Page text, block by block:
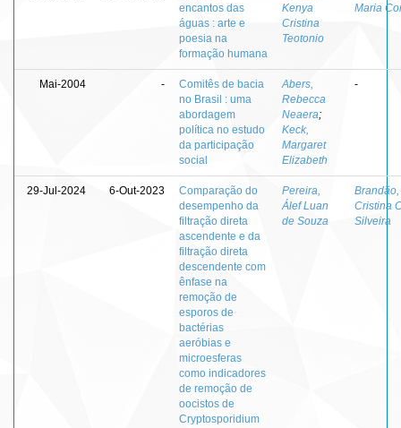
encantos das
águas : arte e
poesia na
formação humana
Kenya
Cristina
Teotonio
Maria
Mai-2004 -
Comitês de bacia
no Brasil : uma
abordagem
política no estudo
da participação
social
Abers,
Rebecca
Neaera;
Keck,
Margaret
Elizabeth
-
29-Jul-2024 6-Out-2023
Comparação do
desempenho da
filtração direta
ascendente e da
filtração direta
descendente com
ênfase na
remoção de
esporos de
bactérias
aeróbias e
microesferas
como indicadores
de remoção de
oocistos de
Cryptosporidium
Pereira,
Álef Luan
de Souza
Brandão,
Cristina
Silveira